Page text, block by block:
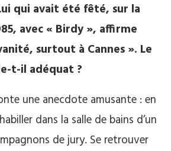
qui avait été fêté, sur la
avec « Birdy », affirme
surtout à Cannes ». Le
t-il adéquat ?
une anecdote amusante : en
dans la salle de bains d’un
de jury. Se retrouver